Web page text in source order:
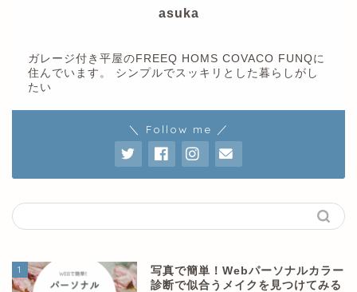
asuka
ガレージ付き平屋のFREEQ HOMS COVACO FUNQに
住んでいます。 シンプルでスッキリとした暮らしがし
たい
＼ Follow me ／
1
写真で簡単！Webパーソナルカラー
診断で似合うメイクを見つけてみる